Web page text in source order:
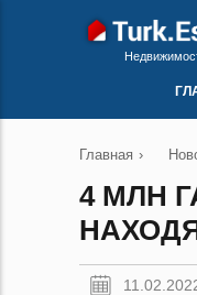
Главная ›
4 МЛН